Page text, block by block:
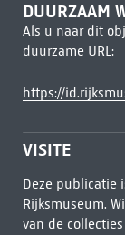
DUURZAAM
Als u naar dit
duurzame URL:
https://
VISITE
Deze publicatie
Rijksmuseum.
van de